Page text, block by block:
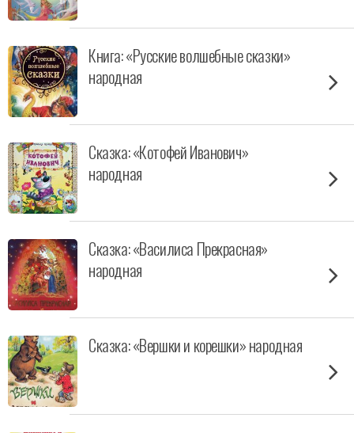
Книга: «Русские волшебные сказки»
народная
Сказка: «Котофей Иванович»
народная
Сказка: «Василиса Прекрасная»
народная
Сказка: «Вершки и корешки» народная